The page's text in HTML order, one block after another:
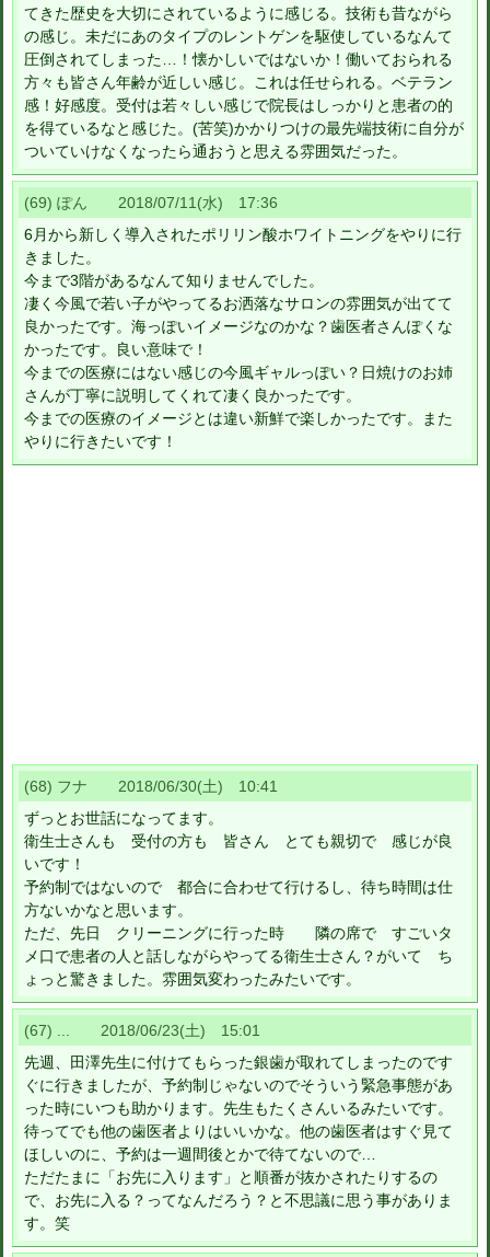
てきた歴史を大切にされているように感じる。技術も昔ながら
の感じ。未だにあのタイプのレントゲンを駆使しているなんて
圧倒されてしまった…！懐かしいではないか！働いておられる
方々も皆さん年齢が近しい感じ。これは任せられる。ベテラン
感！好感度。受付は若々しい感じで院長はしっかりと患者の的
を得ているなと感じた。(苦笑)かかりつけの最先端技術に自分が
ついていけなくなったら通おうと思える雰囲気だった。
(69) ぽん 2018/07/11(水) 17:36
6月から新しく導入されたポリリン酸ホワイトニングをやりに行
きました。
今まで3階があるなんて知りませんでした。
凄く今風で若い子がやってるお洒落なサロンの雰囲気が出てて
良かったです。海っぽいイメージなのかな？歯医者さんぽくな
かったです。良い意味で！
今までの医療にはない感じの今風ギャルっぽい？日焼けのお姉
さんが丁寧に説明してくれて凄く良かったです。
今までの医療のイメージとは違い新鮮で楽しかったです。また
やりに行きたいです！
(68) フナ 2018/06/30(土) 10:41
ずっとお世話になってます。
衛生士さんも 受付の方も 皆さん とても親切で 感じが良
いです！
予約制ではないので 都合に合わせて行けるし、待ち時間は仕
方ないかなと思います。
ただ、先日 クリーニングに行った時 隣の席で すごいタ
メ口で患者の人と話しながらやってる衛生士さん？がいて ち
ょっと驚きました。雰囲気変わったみたいです。
(67) ... 2018/06/23(土) 15:01
先週、田澤先生に付けてもらった銀歯が取れてしまったのです
ぐに行きましたが、予約制じゃないのでそういう緊急事態があ
った時にいつも助かります。先生もたくさんいるみたいです。
待ってでも他の歯医者よりはいいかな。他の歯医者はすぐ見て
ほしいのに、予約は一週間後とかで待てないので…
ただたまに「お先に入ります」と順番が抜かされたりするの
で、お先に入る？ってなんだろう？と不思議に思う事がありま
す。笑